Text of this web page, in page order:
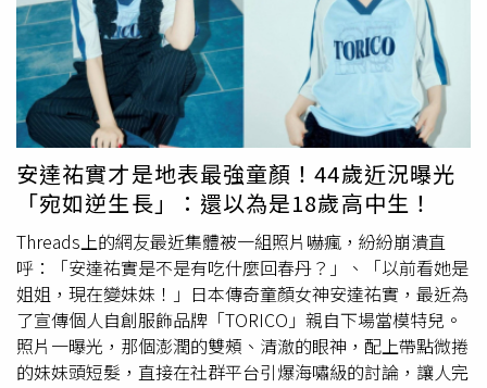
烹蒸爐盞司茶分享。（圖／吳德亮攝影）因此2024年深
秋，我帶領台灣多位茶藝及茶器名家，受邀前往武夷山「海
峽兩岸茶文化博覽會」策劃「台灣茶文化區」，其中「中華
點茶藝術文化協會」的李國平會長與陶藝名家吳晟誌，兩人
就針對烹蒸瀹茶有深入交集與構想，返台後更從《趙孟頫寫
經換茶圖》圖中，童子蹲坐地上煮水烹茶的爐盞得到啟發，
經過吳君的巧思，從配土、拉坯、捏塑到燒造，完成了桌上
型「烹蒸法瀹茶爐盞」，包括初階版與進階版，只是酒精燈
取代了原本的燒炭，且做工更為細緻，更具文人雅士的風味
了。「春秋茶藝」專業泡茶師以烹蒸爐盞司茶分享。（圖／
吳德亮攝影）因此吳君說他的爐盞是「發現」而非「發
明」，強調「一場時間與器物的對話」：以手作的蒸壺與陶
爐，採「隔水蒸」還原明代文人講究「火候」、「氣和」、
「不傷茶性」的理念與雅趣，讓茶葉在柔和蒸氣中舒展，層
海王星與金木合相的深度共振，本周你將擁有近乎神啟的直
覺力。故事感發生在某個深夜你隨手整理的作品、或是因為
好玩而分享的斜杠心得，竟然在隔天意外吸引了買家或合作
方的瘋狂詢問。這是一波將「無形創意化為有形資產」的奇
跡運勢。不要再低調藏私，大方把你的巧思推向市場吧！這
份意外的副業商機不僅會開出絢麗的花朵，更會化作實質的
真金白銀，源源不絕地主動流進你的財庫之中。〈生肖龍〉
強強聯手，貴人引路大賺對於身處關鍵轉型期的屬龍者而
言，木星的擴張能量正為你帶來一年中最不可多得的「層峰
級推力」。本周你在職場上的名聲與格調正默默流傳，吸引
著重量級貴人的目光。故事感發生在一次老友的引薦、或是
某個看似尋常的商務茶敘中，一位在業界具備實質影響力的
大人物，會主動向你遞出合作的橄欖枝。這是一場完全不需
要你費力討好的雙贏佈局，對方的資源配上你的專業，簡直
是強強聯手。請收起過往的觀望與猶豫，大方接下這份幸運
安達祐實才是地表最強童顏！44歲近況曝光
「宛如逆生長」：還以為是18歲高中生！
Threads上的網友最近集體被一組照片嚇瘋，紛紛崩潰直
呼：「安達祐實是不是有吃什麼回春丹？」、「以前看她是
姐姐，現在變妹妹！」日本傳奇童顏女神安達祐實，最近為
了宣傳個人自創服飾品牌「TORICO」親自下場當模特兒。
照片一曝光，那個澎潤的雙頰、清澈的眼神，配上帶點微捲
的妹妹頭短髮，直接在社群平台引爆海嘯級的討論，讓人完